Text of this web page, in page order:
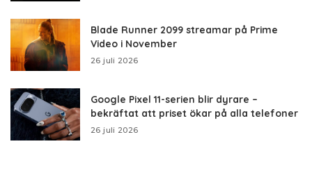
Blade Runner 2099 streamar på Prime
Video i November
26 juli 2026
Google Pixel 11-serien blir dyrare –
bekräftat att priset ökar på alla telefoner
26 juli 2026